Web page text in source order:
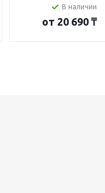
В наличии
от 20 690 ₸